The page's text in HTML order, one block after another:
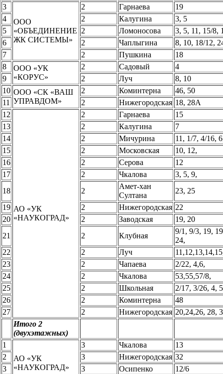
3
ООО
«ОБЪЕДИНЕНИЕ
ЖК СИСТЕМЫ»
2 Гарнаева
19
4
2 Калугина
3, 5
5
2 Ломоносова
3, 5, 11, 15/8,
6
2 Чаплыгина
8, 10, 18/12,
7
2 Пушкина
18
8
ООО «УК
«КОРУС»
2 Садовый
4
9
2 Луч
8, 10
10 ООО «СК «ВАШ
УПРАВДОМ»
2 Коминтерна
46, 50
11
2 Нижегородская 18, 28А
12
АО «УК
«НАУКОГРАД»
2 Гарнаева
15
13
2 Калугина
7
14
2 Мичурина
11, 1/7, 4/16,
15
2 Московская
10, 12,
16
2 Серова
12
17
2 Чкалова
3, 5, 9,
18
2
Амет-хан
Султана
23, 25
19
2 Нижегородская 22
20
2 Заводская
19, 20
21
2 Клубная
9/1, 9/3, 19,
24,
22
2 Луч
23
2 Чапаева
2/22, 4,6,
24
2 Чкалова
53,55,57/8,
25
2 Школьная
2/17, 3/26, 4,
26
2 Коминтерна
48
27
2 Нижегородская 20,24,26, 28,
Итого 2
(двухэтажных)
1
АО «УК
«НАУКОГРАД»
3 Чкалова
13
2
3 Нижегородская 32
3
3 Осипенко
12/6